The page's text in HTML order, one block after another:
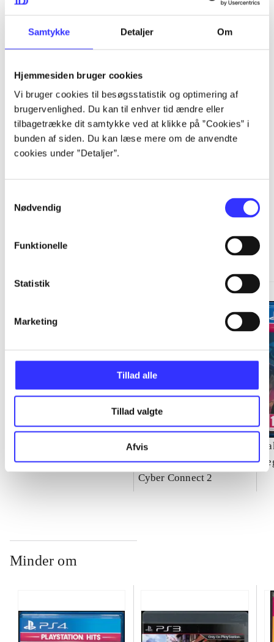
Samtykke Detaljer Om
Hjemmesiden bruger cookies
Vi bruger cookies til besøgsstatistik og optimering af
brugervenlighed. Du kan til enhver tid ændre eller
tilbagetrække dit samtykke ved at klikke på ”Cookies” i
bunden af siden. Du kan læse mere om de anvendte
cookies under ”Detaljer”.
Nødvendig
Funktionelle
Statistik
Marketing
Tillad alle
Tillad valgte
Afvis
...
...
Naruto Shippuden -
ultimate ninja storm 4
Cyber Connect 2
Minder om